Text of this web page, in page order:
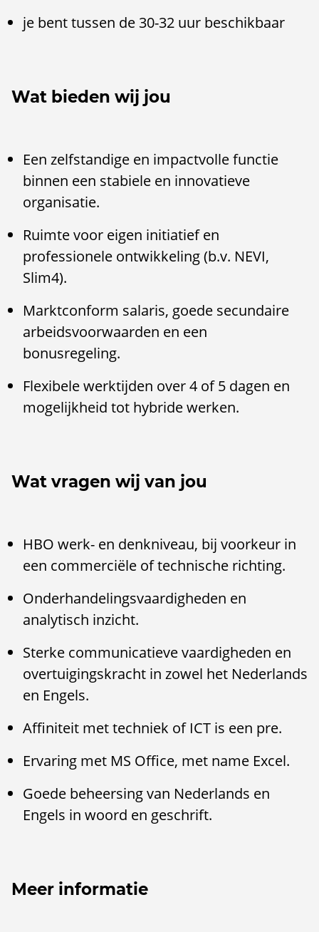
je bent tussen de 30-32 uur beschikbaar
Wat bieden wij jou
Een zelfstandige en impactvolle functie
binnen een stabiele en innovatieve
organisatie.
Ruimte voor eigen initiatief en
professionele ontwikkeling (b.v. NEVI,
Slim4).
Marktconform salaris, goede secundaire
arbeidsvoorwaarden en een
bonusregeling.
Flexibele werktijden over 4 of 5 dagen en
mogelijkheid tot hybride werken.
Wat vragen wij van jou
HBO werk- en denkniveau, bij voorkeur in
een commerciële of technische richting.
Onderhandelingsvaardigheden en
analytisch inzicht.
Sterke communicatieve vaardigheden en
overtuigingskracht in zowel het Nederlands
en Engels.
Affiniteit met techniek of ICT is een pre.
Ervaring met MS Office, met name Excel.
Goede beheersing van Nederlands en
Engels in woord en geschrift.
Meer informatie